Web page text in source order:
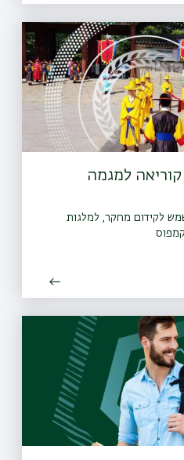
קוריאה למגמה
שקל ישמש לקידום מחקר, למלגות